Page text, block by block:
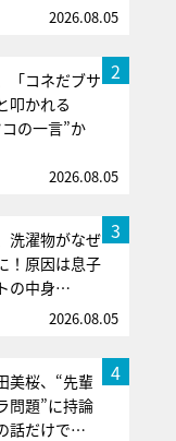
2026.08.05
2
「コネだブサ
叩かれる
の一言”か
2026.08.05
3
洗濯物がなぜ
！原因は息子
の中身…
2026.08.05
4
美桜、“先輩
問題”に持論
話だけで…